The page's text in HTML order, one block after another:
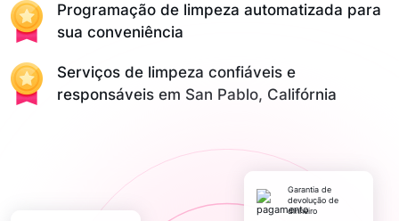
Programação de limpeza automatizada para
sua conveniência
Serviços de limpeza confiáveis e
responsáveis em San Pablo, Califórnia
Garantia de
devolução de
dinheiro